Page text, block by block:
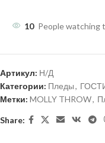
10 People watching
Артикул: Н/Д
Категории: Пледы,
Метки: MOLLY THROW,
Share: